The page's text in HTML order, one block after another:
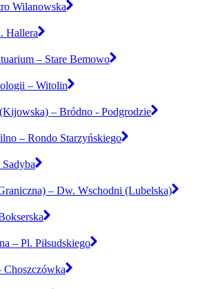
Wilanowska
Hallera
– Stare Bemowo
– Witolin
– Bródno - Podgrodzie
– Rondo Starzyńskiego
– Dw. Wschodni (Lubelska)
– Pl. Piłsudskiego